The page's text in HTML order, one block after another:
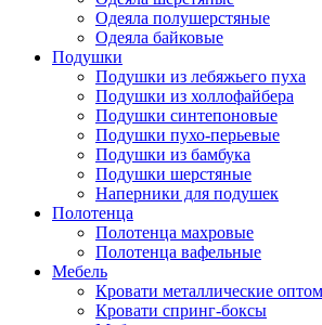
Одеяла полушерстяные
Одеяла байковые
Подушки
Подушки из лебяжьего пуха
Подушки из холлофайбера
Подушки синтепоновые
Подушки пухо-перьевые
Подушки из бамбука
Подушки шерстяные
Наперники для подушек
Полотенца
Полотенца махровые
Полотенца вафельные
Мебель
Кровати металлические оптом
Кровати спринг-боксы